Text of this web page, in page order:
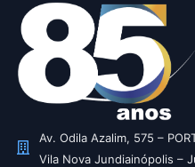
Av. Odila Azalim, 575 –
Vila Nova Jundiainópolis –